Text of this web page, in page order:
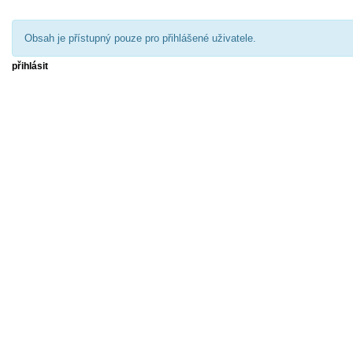
Obsah je přístupný pouze pro přihlášené uživatele.
přihlásit